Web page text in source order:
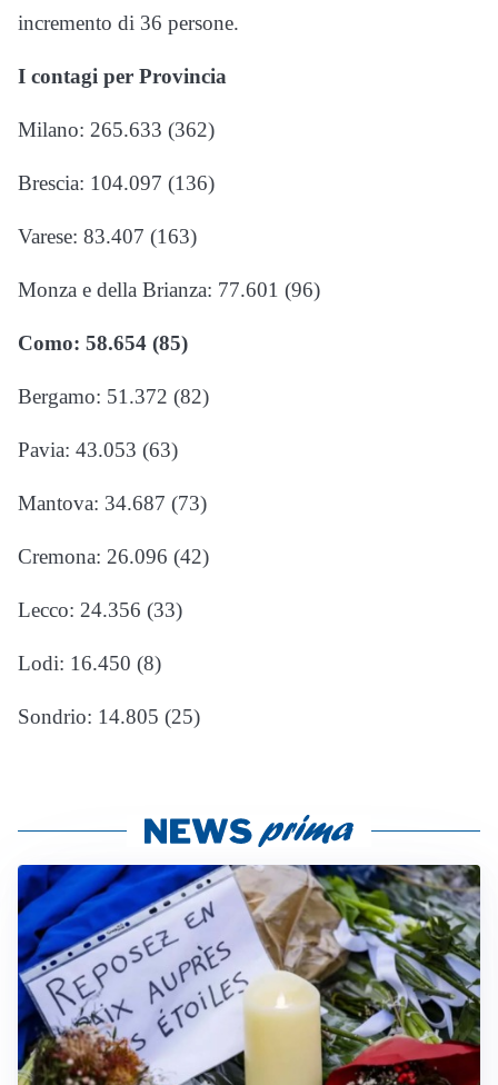
incremento di 36 persone.
I contagi per Provincia
Milano: 265.633 (362)
Brescia: 104.097 (136)
Varese: 83.407 (163)
Monza e della Brianza: 77.601 (96)
Como: 58.654 (85)
Bergamo: 51.372 (82)
Pavia: 43.053 (63)
Mantova: 34.687 (73)
Cremona: 26.096 (42)
Lecco: 24.356 (33)
Lodi: 16.450 (8)
Sondrio: 14.805 (25)